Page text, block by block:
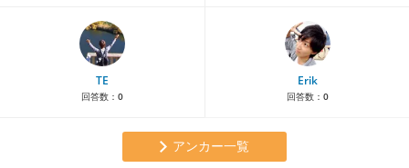
TE
回答数： 0
Erik
回答数： 0
アンカー一覧